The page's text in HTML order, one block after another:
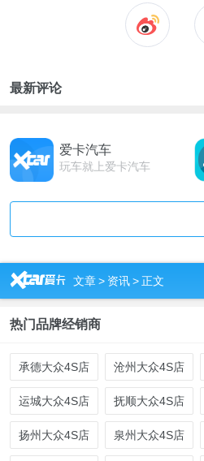
最新评论
爱卡汽车
玩车就上爱卡汽车
R 文章> 资讯>正文
热门品牌经销商
承德大众4S店 沧州大众4S店
运城大众4S店 抚顺大众4S店
扬州大众4S店 泉州大众4S店